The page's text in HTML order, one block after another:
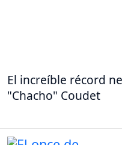
El increíble récord
"Chacho" Coudet